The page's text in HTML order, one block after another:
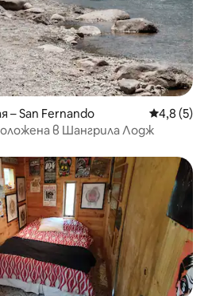
San Fernando Средна
4,8 (5)
в Шангрила Лодж